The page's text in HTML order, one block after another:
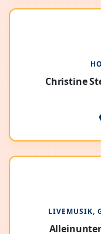
Christine
LIVEMUSIK,